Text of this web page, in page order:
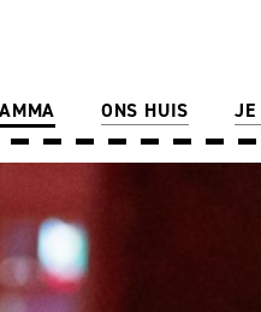
ONS HUIS JE